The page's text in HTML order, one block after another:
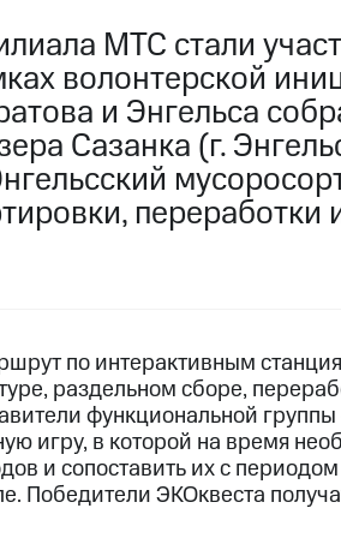
МТС стали
волонтерской
и Энгельса
Сазанка (г.
переработки
по интерактивным
раздельном сборе,
функциональной
игру, в которой на время
и сопоставить их с
Победители ЭКОквеста